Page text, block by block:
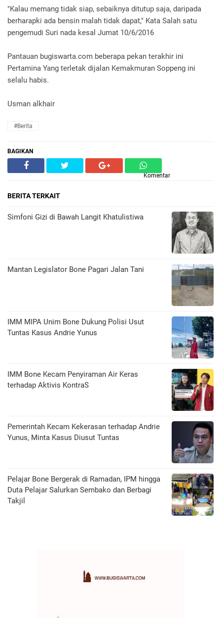
"Kalau memang tidak siap, sebaiknya ditutup saja, daripada
berharapki ada bensin malah tidak dapat," Kata Salah satu
pengemudi Suri nada kesal Jumat 10/6/2016
Pantauan bugiswarta.com beberapa pekan terakhir ini
Pertamina Yang terletak dijalan Kemakmuran Soppeng ini
selalu habis.
Usman alkhair
#Berita
BAGIKAN
Komentar
BERITA TERKAIT
​Simfoni Gizi di Bawah Langit Khatulistiwa
Mantan Legislator Bone Pagari Jalan Tani
IMM MIPA Unim Bone Dukung Polisi Usut
Tuntas Kasus Andrie Yunus
IMM Bone Kecam Penyiraman Air Keras
terhadap Aktivis KontraS
Pemerintah Kecam Kekerasan terhadap Andrie
Yunus, Minta Kasus Diusut Tuntas
Pelajar Bone Bergerak di Ramadan, IPM hingga
Duta Pelajar Salurkan Sembako dan Berbagi
Takjil